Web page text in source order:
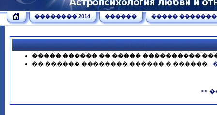
�������� 2014 ������ ����� �������
����� ������ �� ����� ����������
�� ������ �������� ������ � ������ -
<<